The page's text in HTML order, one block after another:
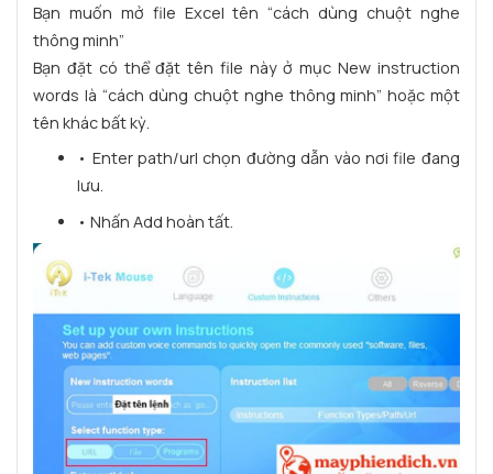
Bạn muốn mở file Excel tên “cách dùng chuột nghe
thông minh”
Bạn đặt có thể đặt tên file này ở mục New instruction
words là “cách dùng chuột nghe thông minh” hoặc một
tên khác bất kỳ.
• Enter path/url chọn đường dẫn vào nơi file đang
lưu.
• Nhấn Add hoàn tất.